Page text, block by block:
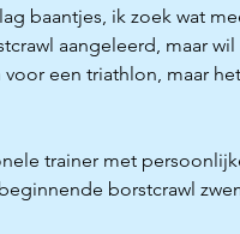
baantjes, ik zoek wat
aangeleerd, maar
een triathlon, maar
trainer met
borstcrawl